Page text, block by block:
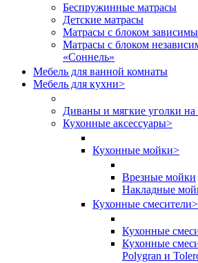
Беспружинные матрасы
Детские матрасы
Матрасы с блоком
Матрасы с блоком
«Соннель»
Мебель для ванной комнаты
Мебель для кухни>
Диваны и мягкие уголки
Кухонные аксессуары>
Кухонные мойки>
Врезные мойки
Накладные
Кухонные смесители>
Кухонные
Кухонные
Polygran и